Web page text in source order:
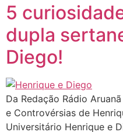
5
dupla
Diego!
Da Redação Rádio
e Controvérsias de
Universitário Henrique e